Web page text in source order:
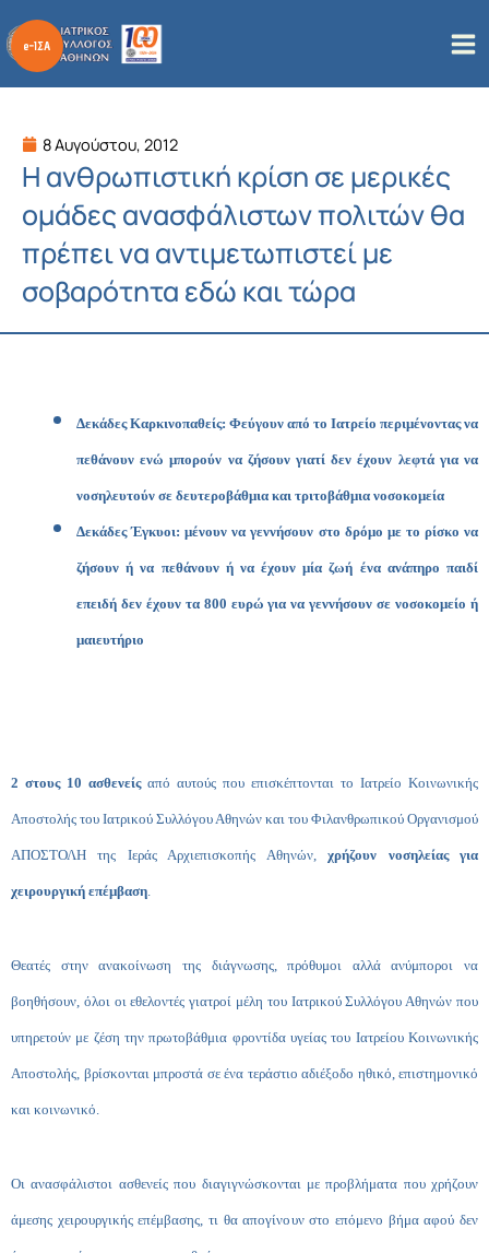
στο
περιεχόμενο
8 Αυγούστου, 2012
Η ανθρωπιστική κρίση σε μερικές
ομάδες ανασφάλιστων πολιτών θα
πρέπει να αντιμετωπιστεί με
σοβαρότητα εδώ και τώρα
Δεκάδες Καρκινοπαθείς: Φεύγουν από το Ιατρείο περιμένοντας να
πεθάνουν ενώ μπορούν να ζήσουν γιατί δεν έχουν λεφτά για να
νοσηλευτούν σε δευτεροβάθμια και τριτοβάθμια νοσοκομεία
Δεκάδες Έγκυοι: μένουν να γεννήσουν στο δρόμο με το ρίσκο να
ζήσουν ή να πεθάνουν ή να έχουν μία ζωή ένα ανάπηρο παιδί
επειδή δεν έχουν τα 800 ευρώ για να γεννήσουν σε νοσοκομείο ή
μαιευτήριο
2 στους 10 ασθενείςαπό αυτούς που επισκέπτονται το Ιατρείο Κοινωνικής
Αποστολής του Ιατρικού Συλλόγου Αθηνών και του Φιλανθρωπικού Οργανισμού
ΑΠΟΣΤΟΛΗ της Ιεράς Αρχιεπισκοπής Αθηνών,χρήζουν νοσηλείας για
χειρουργική επέμβαση.
Θεατές στην ανακοίνωση της διάγνωσης, πρόθυμοι αλλά ανύμποροι να
βοηθήσουν, όλοι οι εθελοντές γιατροί μέλη του Ιατρικού Συλλόγου Αθηνών που
υπηρετούν με ζέση την πρωτοβάθμια φροντίδα υγείας του Ιατρείου Κοινωνικής
Αποστολής, βρίσκονται μπροστά σε ένα τεράστιο αδιέξοδο ηθικό, επιστημονικό
και κοινωνικό.
Οι ανασφάλιστοι ασθενείς που διαγιγνώσκονται με προβλήματα που χρήζουν
άμεσης χειρουργικής επέμβασης, τι θα απογίνουν στο επόμενο βήμα αφού δεν